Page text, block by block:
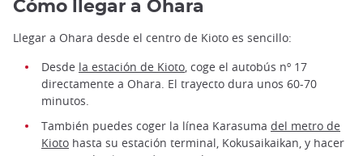
Cómo llegar a Ohara
Llegar a Ohara desde el centro de Kioto es sencillo:
Desde la estación de Kioto , coge el autobús nº 17
directamente a Ohara. El trayecto dura unos 60-70
minutos.
También puedes coger la línea Karasuma del metro de
Kioto hasta su estación terminal, Kokusaikaikan, y hacer